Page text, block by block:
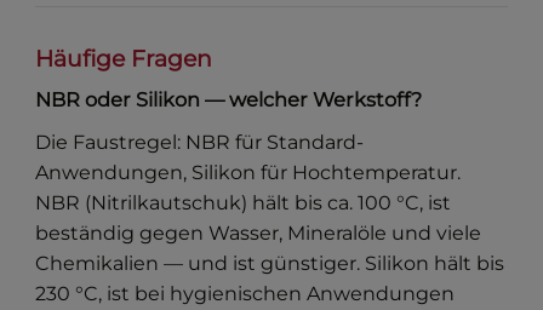
Häufige Fragen
NBR oder Silikon — welcher Werkstoff?
Die Faustregel: NBR für Standard-
Anwendungen, Silikon für Hochtemperatur.
NBR (Nitrilkautschuk) hält bis ca. 100 °C, ist
beständig gegen Wasser, Mineralöle und viele
Chemikalien — und ist günstiger. Silikon hält bis
230 °C, ist bei hygienischen Anwendungen